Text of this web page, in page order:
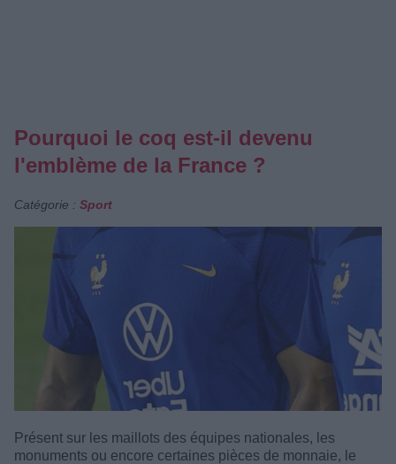
Pourquoi le coq est-il devenu
l'emblème de la France ?
Catégorie : Sport
Présent sur les maillots des équipes nationales, les
monuments ou encore certaines pièces de monnaie, le